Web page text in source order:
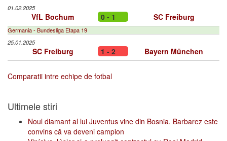
01.02.2025
VfL Bochum 0 - 1 SC Freiburg
Germania - Bundesliga Etapa 19
25.01.2025
SC Freiburg 1 - 2 Bayern München
Comparatii intre echipe de fotbal
Ultimele stiri
Noul diamant al lui Juventus vine din Bosnia. Barbarez este
convins că va deveni campion